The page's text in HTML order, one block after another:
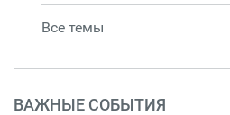
Все темы
ВАЖНЫЕ СОБЫТИЯ